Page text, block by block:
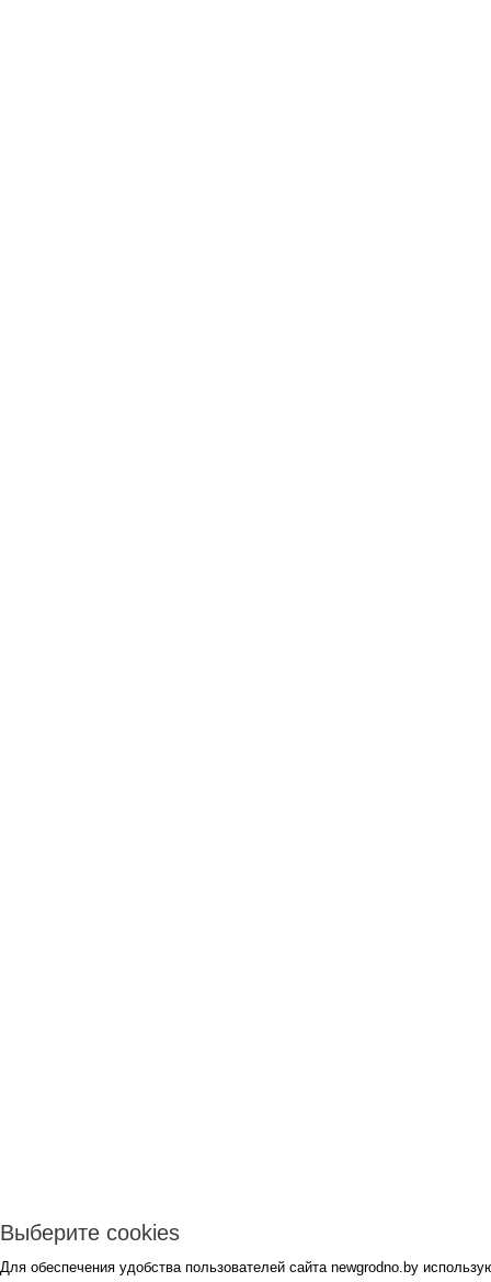
Выберите cookies
Для обеспечения удобства пользователей сайта newgrodno.by